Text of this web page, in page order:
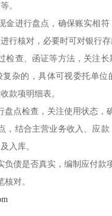
。
金进行盘点，确保账实相
行核对，必要时可对银行存
检查、函证等方法，关注
杂的，具体可视委托单位
款项明细表。
盘点检查，关注使用状态，
，结合主营业务收入、应
入库。
负债是否真实，编制应付款
对。